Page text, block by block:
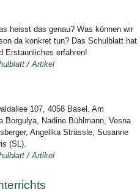
heisst das genau? Was können wir
da konkret tun? Das Schulblatt hat
Erstaunliches erfahren!
/Artikel
107, 4058 Basel. Am
Borgulya, Nadine Bühlmann, Vesna
Angelika Strässle, Susanne
(SL).
/Artikel